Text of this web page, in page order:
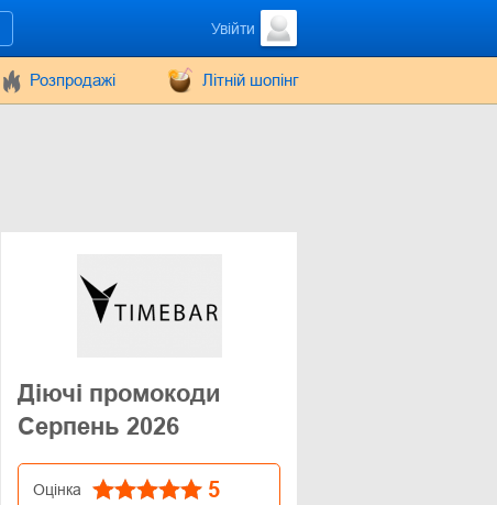
Увійти
Розпродажі Літній шопінг
Діючі промокоди
Серпень 2026
Оцінка 5